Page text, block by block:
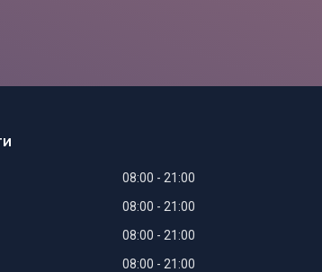
08:00
21:00
08:00
21:00
08:00
21:00
08:00
21:00